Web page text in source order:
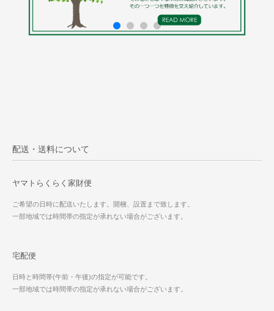
配送・送料について
ヤマトらくらく家財便
ご希望の日時に配送いたします。開梱、設置まで致します。
一部地域では時間帯の指定が承れない場合がございます。
宅配便
日時と時間帯(午前・午後)の指定が可能です。
一部地域では時間帯の指定が承れない場合がございます。